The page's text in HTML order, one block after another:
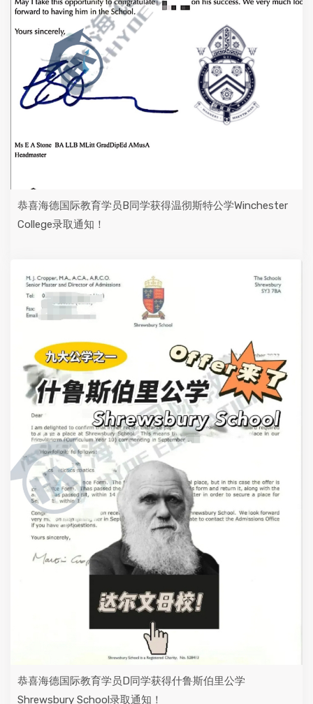
恭喜海德国际教育学员B同学获得温彻斯特公学Winchester
College录取通知！
恭喜海德国际教育学员D同学获得什鲁斯伯里公学
Shrewsbury School录取通知！